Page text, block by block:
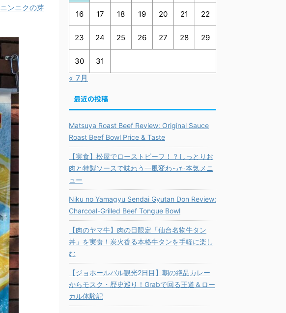
ニンニクの芽
16 17 18 19 20 21 22
23 24 25 26 27 28 29
30 31
« 7月
最近の投稿
Matsuya Roast Beef Review: Original Sauce
Roast Beef Bowl Price & Taste
【実食】松屋でローストビーフ！？しっとりお
肉と特製ソースで味わう一風変わった本気メニ
ュー
Niku no Yamagyu Sendai Gyutan Don Review:
Charcoal-Grilled Beef Tongue Bowl
【肉のヤマ牛】肉の日限定「仙台名物牛タン
丼」を実食！炭火香る本格牛タンを手軽に楽し
む
【ジョホールバル観光2日目】朝の絶品カレー
からモスク・歴史巡り！Grabで回る王道＆ロー
カル体験記